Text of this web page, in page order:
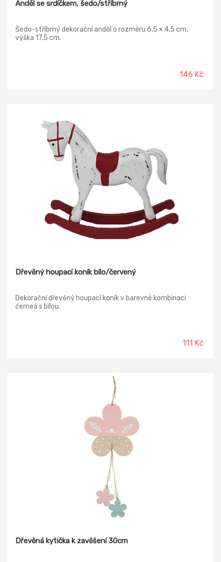
Anděl se srdíčkem, šedo/stříbrný
Šedo-stříbrný dekorační anděl o rozměru 6,5 × 4,5 cm,
výška 17,5 cm.
146 Kč
Dřevěný houpací koník bílo/červený
Dekorační dřevěný houpací koník v barevné kombinaci
černeá s bílou.
111 Kč
Dřevěná kytička k zavěšení 30cm